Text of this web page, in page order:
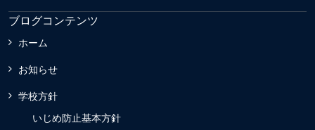
ブログコンテンツ
ホーム
お知らせ
学校方針
いじめ防止基本方針